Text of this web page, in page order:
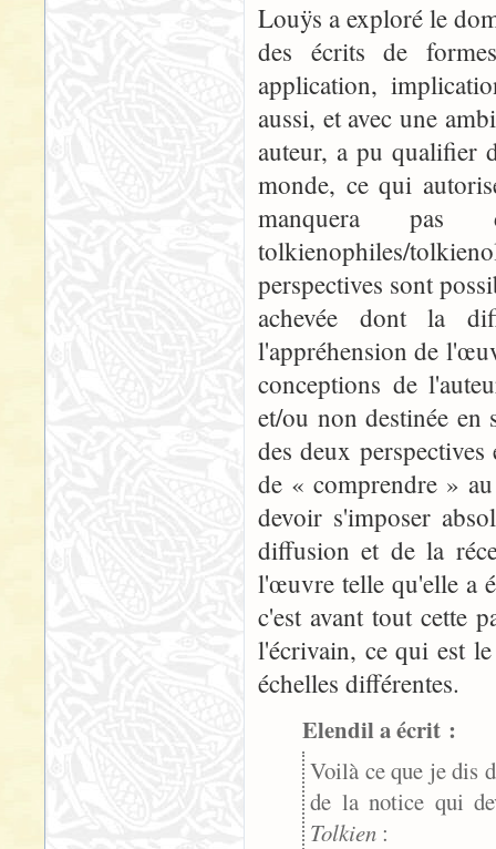
Louÿs a exploré le
des écrits de
application,
aussi, et avec une
auteur, a pu qualifier
monde, ce qui
manquera
tolkienophiles/
perspectives sont
achevée dont la
l'appréhension de
conceptions de
et/ou non destinée
des deux
de « comprendre »
devoir s'imposer
diffusion et de la
l'œuvre telle qu'elle a
c'est avant tout cette
l'écrivain, ce qui est
échelles différentes.
Elendil a écrit :
Voilà ce que je dis
de la notice qui
Tolkien :